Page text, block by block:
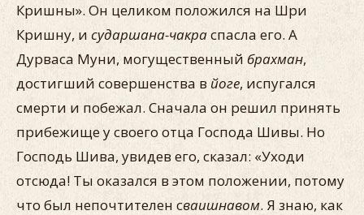
Кришны». Он целиком положился на Шри
Кришну, и сударшана-чакраспасла его. А
Дурваса Муни, могущественный брахман,
достигший совершенства в йоге, испугался
смерти и побежал. Сначала он решил принять
прибежище у своего отца Господа Шивы. Но
Господь Шива, увидев его, сказал: «Уходи
отсюда! Ты оказался в этом положении, потому
что был непочтителен сваишнавом. Я знаю, как